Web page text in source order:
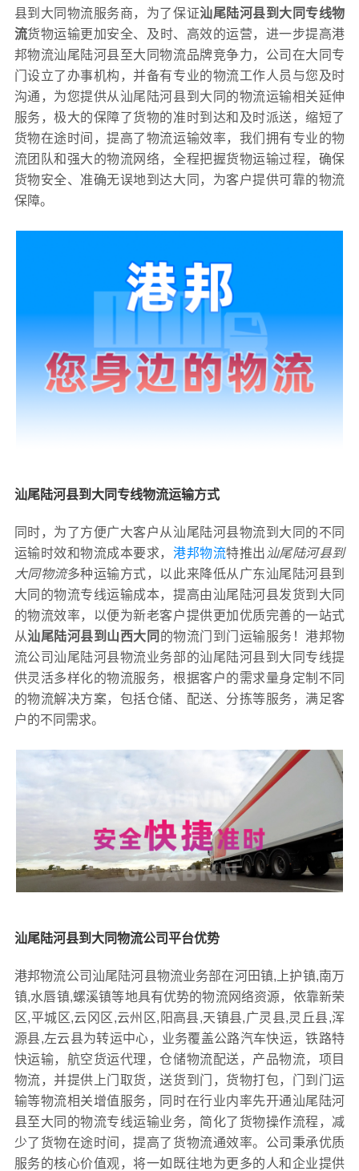
县到大同物流服务商，为了保证汕尾陆河县到大同专线物
流货物运输更加安全、及时、高效的运营，进一步提高港
邦物流汕尾陆河县至大同物流品牌竞争力，公司在大同专
门设立了办事机构，并备有专业的物流工作人员与您及时
沟通，为您提供从汕尾陆河县到大同的物流运输相关延伸
服务，极大的保障了货物的准时到达和及时派送，缩短了
货物在途时间，提高了物流运输效率，我们拥有专业的物
流团队和强大的物流网络，全程把握货物运输过程，确保
货物安全、准确无误地到达大同，为客户提供可靠的物流
保障。
汕尾陆河县到大同专线物流运输方式
同时，为了方便广大客户从汕尾陆河县物流到大同的不同
运输时效和物流成本要求， 港邦物流特推出 汕尾陆河县到
大同物流多种运输方式，以此来降低从广东汕尾陆河县到
大同的物流专线运输成本，提高由汕尾陆河县发货到大同
的物流效率，以便为新老客户提供更加优质完善的一站式
从汕尾陆河县到山西大同 的物流门到门运输服务！港邦物
流公司汕尾陆河县物流业务部的汕尾陆河县到大同专线提
供灵活多样化的物流服务，根据客户的需求量身定制不同
的物流解决方案，包括仓储、配送、分拣等服务，满足客
户的不同需求。
汕尾陆河县到大同物流公司平台优势
港邦物流公司汕尾陆河县物流业务部在河田镇,上护镇,南万
镇,水唇镇,螺溪镇等地具有优势的物流网络资源，依靠新荣
区,平城区,云冈区,云州区,阳高县,天镇县,广灵县,灵丘县,浑
源县,左云县为转运中心，业务覆盖公路汽车快运，铁路特
快运输，航空货运代理，仓储物流配送，产品物流，项目
物流，并提供上门取货，送货到门，货物打包，门到门运
输等物流相关增值服务，同时在行业内率先开通汕尾陆河
县至大同的物流专线运输业务，简化了货物操作流程，减
少了货物在途时间，提高了货物流通效率。公司秉承优质
服务的核心价值观，将一如既往地为更多的人和企业提供